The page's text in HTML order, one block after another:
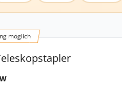
möglich